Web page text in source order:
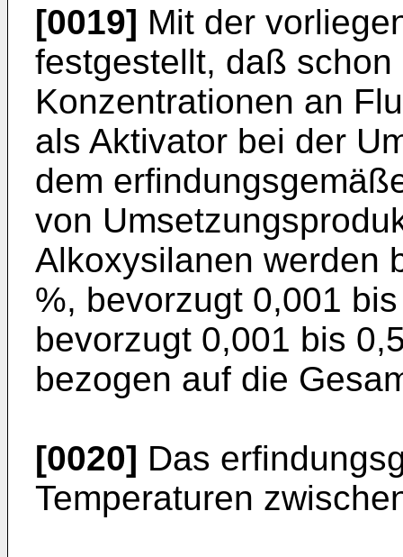
[0019] Mit der
festgestellt, daß
Konzentrationen an
als Aktivator bei der
dem
von
Alkoxysilanen werden
%, bevorzugt 0,001
bevorzugt 0,001 bis
bezogen auf die
[0020] Das
Temperaturen